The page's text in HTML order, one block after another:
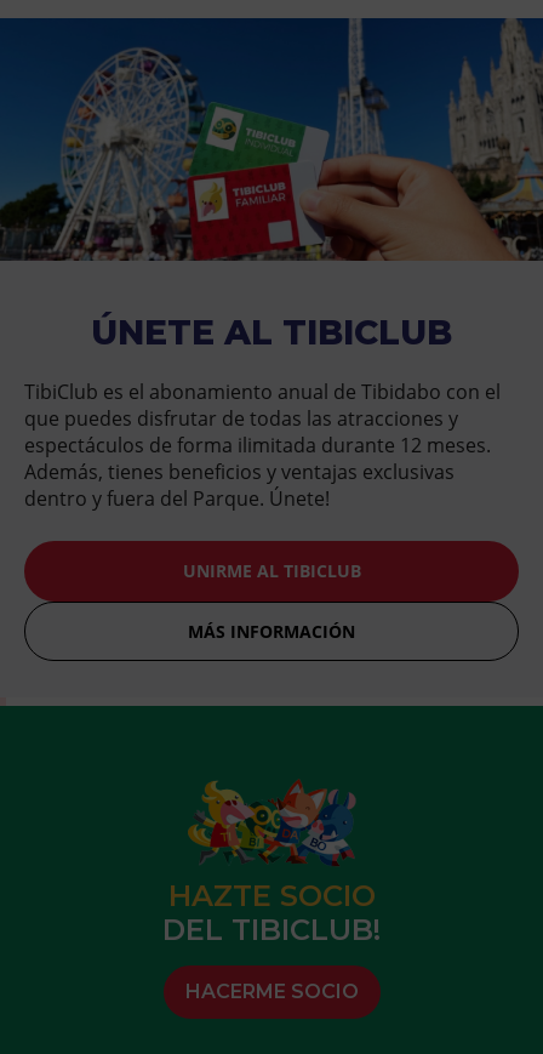
ÚNETE AL TIBICLUB
TibiClub es el abonamiento anual de Tibidabo con el
que puedes disfrutar de todas las atracciones y
espectáculos de forma ilimitada durante 12 meses.
Además, tienes beneficios y ventajas exclusivas
dentro y fuera del Parque. Únete!
UNIRME AL TIBICLUB
MÁS INFORMACIÓN
HAZTE SOCIO
DEL TIBICLUB!
HACERME SOCIO